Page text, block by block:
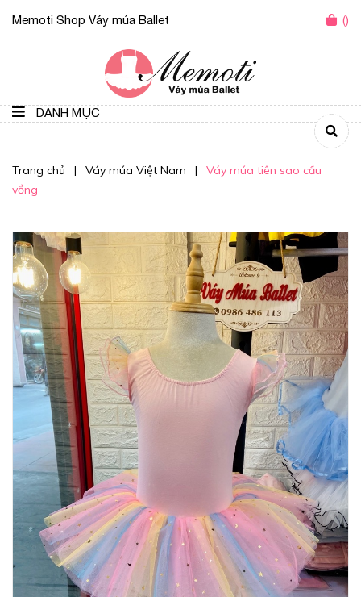
Memoti Shop Váy múa Ballet ()
DANH MỤC
Trang chủ | Váy múa Việt Nam |
Váy múa tiên sao cầu
vồng